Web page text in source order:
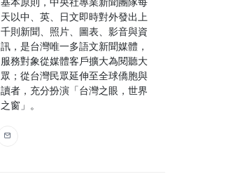
天以中、英、日文即時對外發出上
千則新聞、照片、圖表、影音與資
訊，是台灣唯一多語文新聞媒體，
服務對象從媒體客戶擴大為閱聽大
眾；從台灣民眾延伸至全球僑胞與
讀者，充分扮演「台灣之眼，世界
之窗」。